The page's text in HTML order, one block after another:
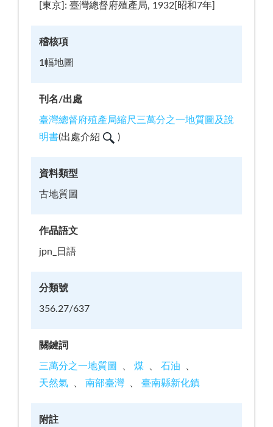
[東京]: 臺灣總督府殖產局, 1932[昭和7年]
稽核項
1幅地圖
刊名/出處
臺灣總督府殖產局縮尺三萬分之一地質圖及說
明書(出處介紹 )
資料類型
古地質圖
作品語文
jpn_日語
分類號
356.27/637
關鍵詞
三萬分之一地質圖 煤
石油
天然氣
南部臺灣 臺南縣新化鎮
附註